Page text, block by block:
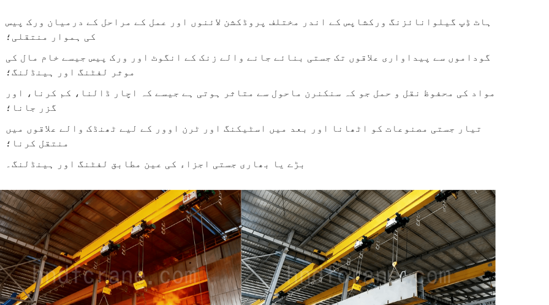
ہاٹ ڈِپ گیلوانائزنگ ورکشاپس کے اندر مختلف پروڈکشن لائنوں اور عمل کے مراحل کے درمیان ورک پیس
کی ہموار منتقلی؛
گوداموں سے پیداواری علاقوں تک جستی بنائے جانے والے زنک کے انگوٹ اور ورک پیس جیسے خام مال کی
موثر لفٹنگ اور ہینڈلنگ؛
مواد کی محفوظ نقل و حمل جو کہ سنکنرن ماحول سے متاثر ہوتی ہے جیسے کہ اچار ڈالنا، کم کرنا، اور
گزر جانا؛
تیار جستی مصنوعات کو اٹھانا اور بعد میں اسٹیکنگ اور ٹرن اوور کے لیے ٹھنڈک والے علاقوں میں
منتقل کرنا؛
بڑے یا بھاری جستی اجزاء کی عین مطابق لفٹنگ اور ہینڈلنگ۔